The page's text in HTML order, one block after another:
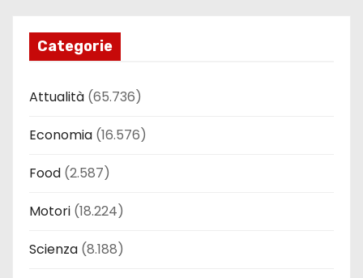
Categorie
Attualità (65.736)
Economia (16.576)
Food (2.587)
Motori (18.224)
Scienza (8.188)